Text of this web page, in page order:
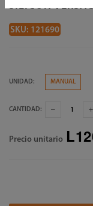
SILICON
SKU: 121690
UNIDAD: MANUAL
CANTIDAD:
Precio unitario